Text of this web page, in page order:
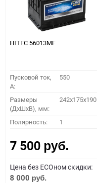
HITEC 56013MF
Пусковой ток,
A:
550
Размеры
(ДхШхВ), мм:
242x175x190
Полярность: 1
7 500 руб.
Цена без ECOном скидки:
8 000 руб.